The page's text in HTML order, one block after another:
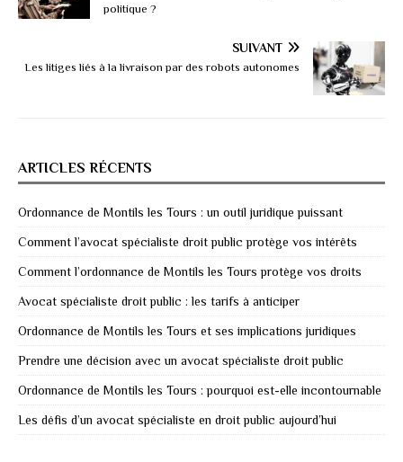
politique ?
SUIVANT
Les litiges liés à la livraison par des robots autonomes
ARTICLES RÉCENTS
Ordonnance de Montils les Tours : un outil juridique puissant
Comment l’avocat spécialiste droit public protège vos intérêts
Comment l’ordonnance de Montils les Tours protège vos droits
Avocat spécialiste droit public : les tarifs à anticiper
Ordonnance de Montils les Tours et ses implications juridiques
Prendre une décision avec un avocat spécialiste droit public
Ordonnance de Montils les Tours : pourquoi est-elle incontournable
Les défis d’un avocat spécialiste en droit public aujourd’hui